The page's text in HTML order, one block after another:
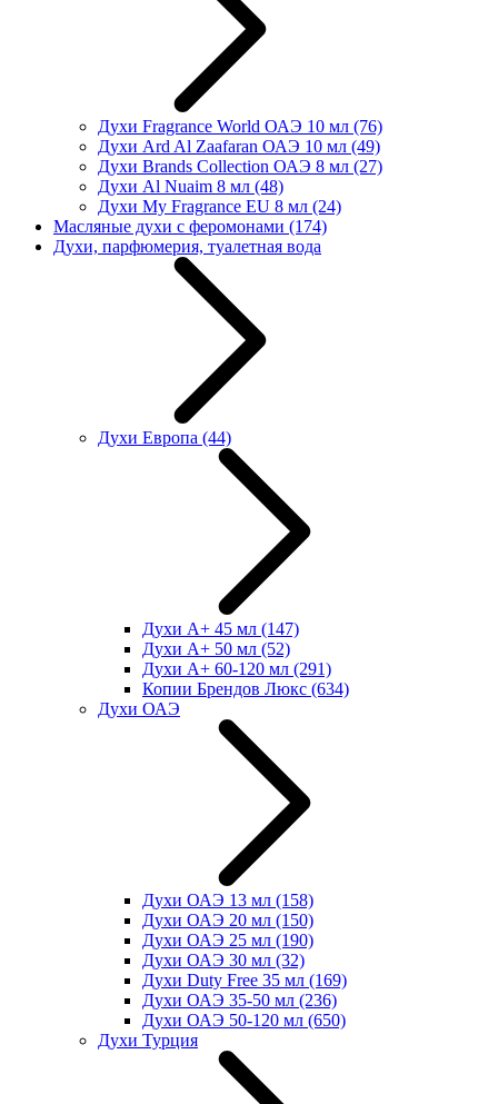
Духи Fragrance World ОАЭ 10 мл (76)
Духи Ard Al Zaafaran ОАЭ 10 мл (49)
Духи Brands Collection ОАЭ 8 мл (27)
Духи Al Nuaim 8 мл (48)
Духи My Fragrance EU 8 мл (24)
Масляные духи с феромонами (174)
Духи, парфюмерия, туалетная вода
Духи Европа (44)
Духи А+ 45 мл (147)
Духи А+ 50 мл (52)
Духи А+ 60-120 мл (291)
Копии Брендов Люкс (634)
Духи ОАЭ
Духи ОАЭ 13 мл (158)
Духи ОАЭ 20 мл (150)
Духи ОАЭ 25 мл (190)
Духи ОАЭ 30 мл (32)
Духи Duty Free 35 мл (169)
Духи ОАЭ 35-50 мл (236)
Духи ОАЭ 50-120 мл (650)
Духи Турция